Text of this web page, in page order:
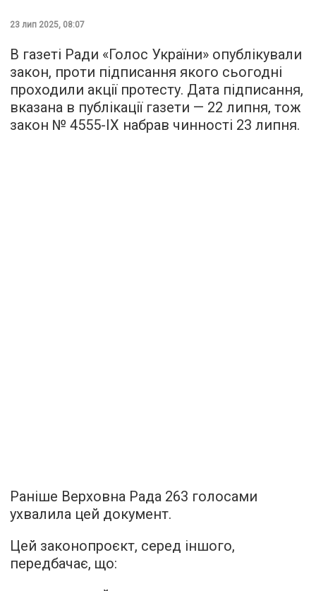
23 лип 2025, 08:07
В газеті Ради «Голос України» опублікували
закон, проти підписання якого сьогодні
проходили акції протесту. Дата підписання,
вказана в публікації газети — 22 липня, тож
закон № 4555-IX набрав чинності 23 липня.
Раніше Верховна Рада 263 голосами
ухвалила цей документ.
Цей законопроєкт, серед іншого,
передбачає, що: